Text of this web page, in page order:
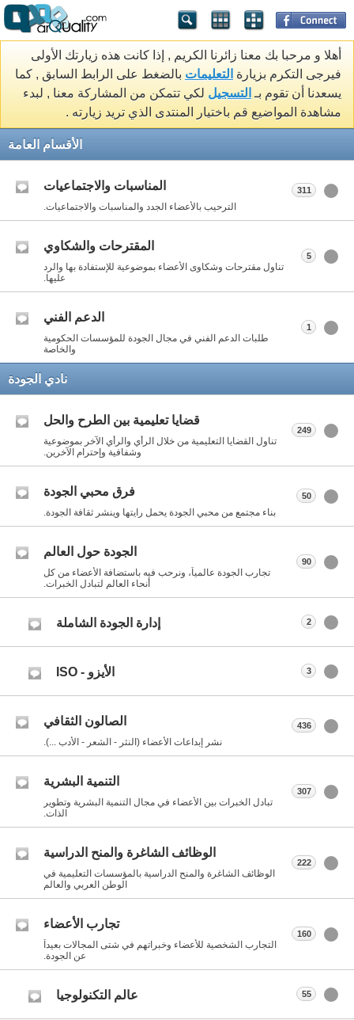
أهلا و مرحبا بك معنا زائرنا الكريم , إذا كانت هذه زيارتك الأولى
فيرجى التكرم بزيارة التعليمات بالضغط على الرابط السابق , كما
يسعدنا أن تقوم بـ التسجيل لكي تتمكن من المشاركة معنا , لبدء
مشاهدة المواضيع قم باختيار المنتدى الذي تريد زيارته .
الأقسام العامة
المناسبات والاجتماعيات
الترحيب بالأعضاء الجدد والمناسبات والاجتماعيات.
311
المقترحات والشكاوي
تناول مقترحات وشكاوى الأعضاء بموضوعية للإستفادة بها والرد
عليها.
5
الدعم الفني
طلبات الدعم الفني في مجال الجودة للمؤسسات الحكومية
والخاصة
1
نادي الجودة
قضايا تعليمية بين الطرح والحل
تناول القضايا التعليمية من خلال الرأي والرأي الآخر بموضوعية
وشفافية وإحترام الآخرين.
249
فرق محبي الجودة
بناء مجتمع من محبي الجودة يحمل رايتها وينشر ثقافة الجودة.
50
الجودة حول العالم
تجارب الجودة عالمياً، ونرحب فيه باستضافة الأعضاء من كل
أنحاء العالم لتبادل الخبرات.
90
إدارة الجودة الشاملة 2
الأيزو - ISO 3
الصالون الثقافي
نشر إبداعات الأعضاء (النثر - الشعر - الأدب ...).
436
التنمية البشرية
تبادل الخبرات بين الأعضاء في مجال التنمية البشرية وتطوير
الذات.
307
الوظائف الشاغرة والمنح الدراسية
الوظائف الشاغرة والمنح الدراسية بالمؤسسات التعليمية في
الوطن العربي والعالم
222
تجارب الأعضاء
التجارب الشخصية للأعضاء وخبراتهم في شتى المجالات بعيداً
عن الجودة.
160
عالم التكنولوجيا 55